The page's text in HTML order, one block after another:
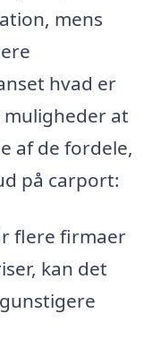
mens
hvad er
at
af de fordele,
på carport:
flere firmaer
kan det